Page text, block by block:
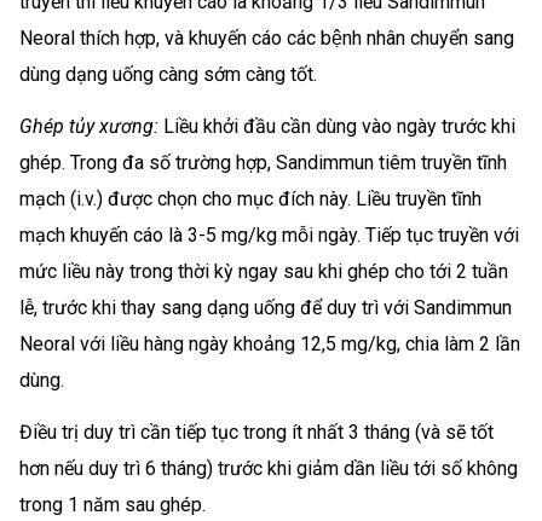
Neoral thích hợp, và khuyến cáo các bệnh nhân chuyển sang
dùng dạng uống càng sớm càng tốt.
Ghép tủy xương: Liều khởi đầu cần dùng vào ngày trước khi
ghép. Trong đa số trường hợp, Sandimmun tiêm truyền tĩnh
mạch (i.v.) được chọn cho mục đích này. Liều truyền tĩnh
mạch khuyến cáo là 3-5 mg/kg mỗi ngày. Tiếp tục truyền với
mức liều này trong thời kỳ ngay sau khi ghép cho tới 2 tuần
lễ, trước khi thay sang dạng uống để duy trì với Sandimmun
Neoral với liều hàng ngày khoảng 12,5 mg/kg, chia làm 2 lần
dùng.
Điều trị duy trì cần tiếp tục trong ít nhất 3 tháng (và sẽ tốt
hơn nếu duy trì 6 tháng) trước khi giảm dần liều tới số không
trong 1 năm sau ghép.